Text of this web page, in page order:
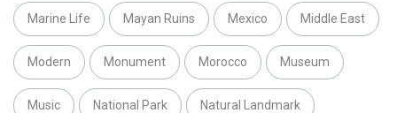
Marine Life Mayan Ruins Mexico Middle East
Modern Monument Morocco Museum
Music National Park Natural Landmark